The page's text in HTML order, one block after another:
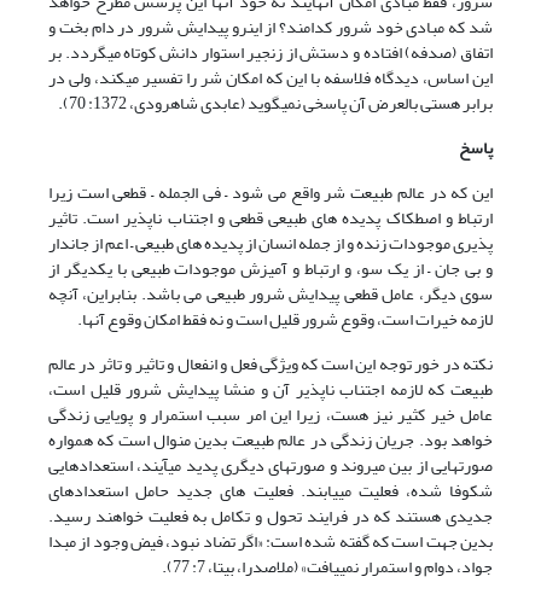
شد که مبادی خود شرور کدامند؟ از این‏رو پیدایش شرور در دام بخت و
اتفاق (صدفه) افتاده و دستش از زنجیر استوار دانش کوتاه می‏گردد. بر
این اساس، دیدگاه فلاسفه با این که امکان شر را تفسیر می‏کند، ولی در
برابر هستی بالعرض آن پاسخی نمی‏گوید (عابدی شاهرودی، 1372: 70).
پاسخ
این که در عالم طبیعت شر واقع می شود – فی الجمله – قطعی است زیرا
ارتباط و اصطکاک پدیده های طبیعی قطعی و اجتناب ناپذیر است. تاثیر
پذیری موجودات زنده و از جمله انسان از پدیده های طبیعی – اعم از جاندار
و بی جان – از یک سو، و ارتباط و آمیزش موجودات طبیعی با یکدیگر از
سوی دیگر، عامل قطعی پیدایش شرور طبیعی می باشد. بنابراین، آنچه
لازمه خیرات است، وقوع شرور قلیل است و نه فقط امکان وقوع آنها.
نکته در خور توجه این است که ویژگی فعل و انفعال و تاثیر و تاثر در عالم
طبیعت که لازمه اجتناب ناپذیر آن و منشا پیدایش شرور قلیل است،
عامل خیر کثیر نیز هست، زیرا این امر سبب استمرار و پویایی زندگی
خواهد بود. جریان زندگی در عالم طبیعت بدین منوال است که همواره
صورت‏هایی از بین می‏روند و صورت‏های دیگری پدید می‏آیند، استعدادهایی
شکوفا شده، فعلیت می‏یابند. فعلیت های جدید حامل استعدادهای
جدیدی هستند که در فرایند تحول و تکامل به فعلیت خواهند رسید.
بدین جهت است که گفته شده است: «اگر تضاد نبود، فیض وجود از مبدا
جواد، دوام و استمرار نمی‏یافت» (ملاصدرا، بی‏تا، 7: 77).